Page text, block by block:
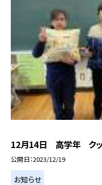
12月14日 高学年 クッ
公開日 2023/12/19
お知らせ